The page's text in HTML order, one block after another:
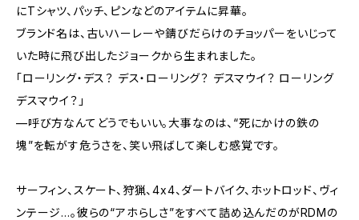
にTシャツ、パッチ、ピンなどのアイテムに昇華。
ブランド名は、古いハーレーや錆びだらけのチョッパーをいじって
いた時に飛び出したジョークから生まれました。
「ローリング・デス？ デス・ローリング？ デスマウイ？ ローリング
デスマウイ？」
—呼び方なんてどうでもいい。大事なのは、“死にかけの鉄の
塊”を転がす危うさを、笑い飛ばして楽しむ感覚です。
サーフィン、スケート、狩猟、4x4、ダートバイク、ホットロッド、ヴィ
ンテージ…。彼らの“アホらしさ”をすべて詰め込んだのがRDMの